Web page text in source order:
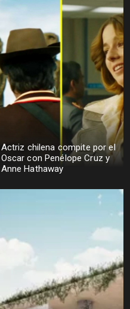
Actriz chilena compite por el
Oscar con Penélope Cruz y
Anne Hathaway